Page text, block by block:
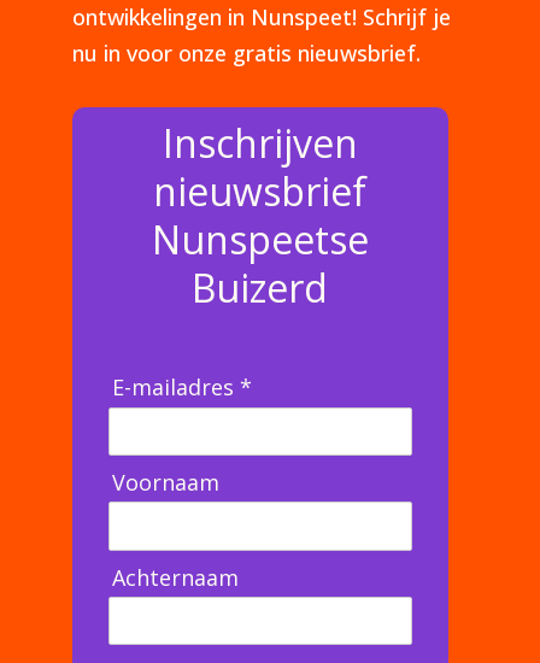
ontwikkelingen in Nunspeet! Schrijf je
nu in voor onze gratis nieuwsbrief.
Inschrijven
nieuwsbrief
Nunspeetse
Buizerd
E-mailadres *
Voornaam
Achternaam